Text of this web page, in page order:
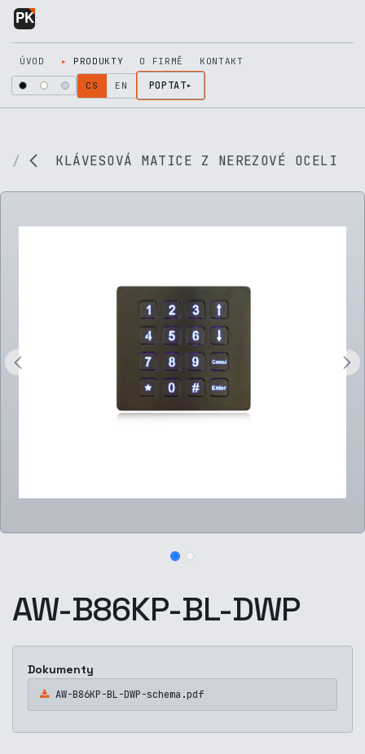
Přejít na obsah
ÚVOD PRODUKTY O FIRMĚ KONTAKT
CS EN POPTAT
KLÁVESOVÁ MATICE Z NEREZOVÉ OCELI
AW-B86KP-BL-DWP
Dokumenty
AW-B86KP-BL-DWP-schema.pdf